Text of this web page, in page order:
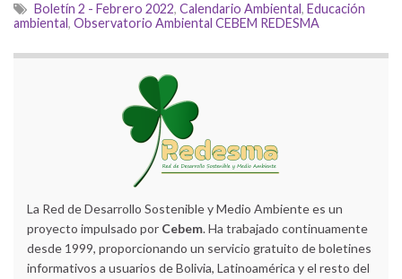
Boletín 2 - Febrero 2022, Calendario Ambiental, Educación
ambiental, Observatorio Ambiental CEBEM REDESMA
La Red de Desarrollo Sostenible y Medio Ambiente es un
proyecto impulsado por Cebem. Ha trabajado continuamente
desde 1999, proporcionando un servicio gratuito de boletines
informativos a usuarios de Bolivia, Latinoamérica y el resto del